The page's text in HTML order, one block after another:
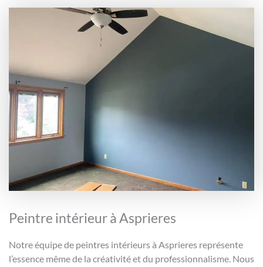
Peintre intérieur à Asprieres
Notre équipe de peintres intérieurs à Asprieres représente
l’essence même de la créativité et du professionnalisme. Nous